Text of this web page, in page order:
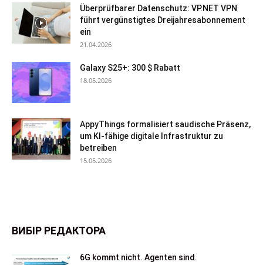
Überprüfbarer Datenschutz: VP.NET VPN
führt vergünstigtes Dreijahresabonnement
ein
21.04.2026
Galaxy S25+: 300 $ Rabatt
18.05.2026
AppyThings formalisiert saudische Präsenz,
um KI-fähige digitale Infrastruktur zu
betreiben
15.05.2026
ВИБІР РЕДАКТОРА
6G kommt nicht. Agenten sind.